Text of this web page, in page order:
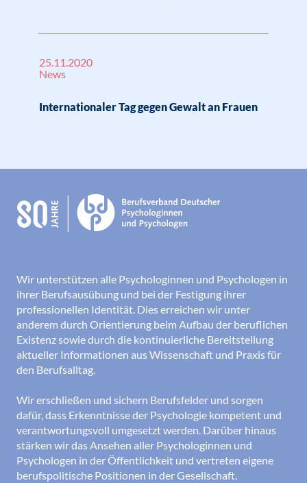
25.11.2020
News
Internationaler Tag gegen Gewalt an Frauen
Wir unterstützen alle Psychologinnen und Psychologen in
ihrer Berufsausübung und bei der Festigung ihrer
professionellen Identität. Dies erreichen wir unter
anderem durch Orientierung beim Aufbau der beruflichen
Existenz sowie durch die kontinuierliche Bereitstellung
aktueller Informationen aus Wissenschaft und Praxis für
den Berufsalltag.
Wir erschließen und sichern Berufsfelder und sorgen
dafür, dass Erkenntnisse der Psychologie kompetent und
verantwortungsvoll umgesetzt werden. Darüber hinaus
stärken wir das Ansehen aller Psychologinnen und
Psychologen in der Öffentlichkeit und vertreten eigene
berufspolitische Positionen in der Gesellschaft.